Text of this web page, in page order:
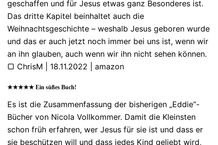
geschaffen und für Jesus etwas ganz Besonderes ist.
Das dritte Kapitel beinhaltet auch die
Weihnachtsgeschichte – weshalb Jesus geboren wurde
und das er auch jetzt noch immer bei uns ist, wenn wir
an ihn glauben, auch wenn wir ihn nicht sehen können.
▢ ChrisM | 18.11.2022 | amazon
★★★★★ Ein süßes Buch!
Es ist die Zusammenfassung der bisherigen „Eddie“-
Bücher von Nicola Vollkommer. Damit die Kleinsten
schon früh erfahren, wer Jesus für sie ist und dass er
sie beschützen will und dass jedes Kind geliebt wird,